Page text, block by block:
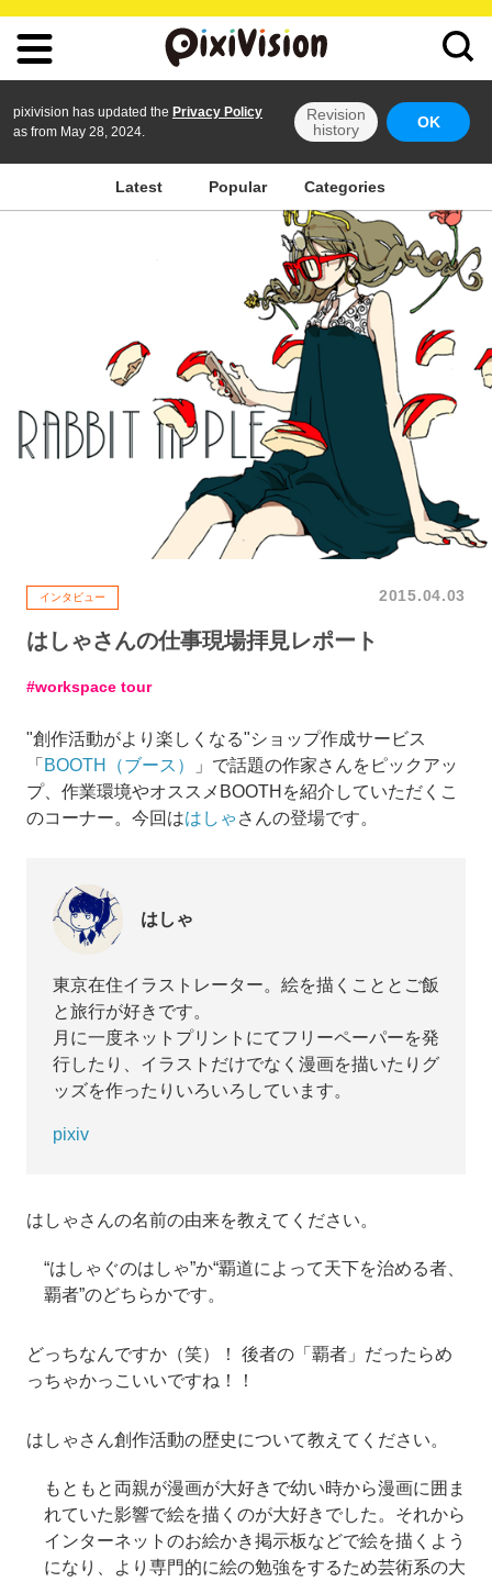
pixivision has updated the Privacy Policy
as from May 28, 2024.
Revision
history
OK
Latest Popular Categories
インタビュー 2015.04.03
はしゃさんの仕事現場拝見レポート
workspace tour
"創作活動がより楽しくなる"ショップ作成サービス
「 BOOTH（ブース）
」で話題の作家さんをピックアッ
プ、作業環境やオススメBOOTHを紹介していただくこ
のコーナー。今回ははしゃ さんの登場です。
はしゃ
東京在住イラストレーター。絵を描くこととご飯
と旅行が好きです。
月に一度ネットプリントにてフリーペーパーを発
行したり、イラストだけでなく漫画を描いたりグ
ッズを作ったりいろいろしています。
pixiv
はしゃさんの名前の由来を教えてください。
“はしゃぐのはしゃ”か“覇道によって天下を治める者、
覇者”のどちらかです。
どっちなんですか（笑）！ 後者の「覇者」だったらめ
っちゃかっこいいですね！！
はしゃさん創作活動の歴史について教えてください。
もともと両親が漫画が大好きで幼い時から漫画に囲ま
れていた影響で絵を描くのが大好きでした。それから
インターネットのお絵かき掲示板などで絵を描くよう
になり、より専門的に絵の勉強をするため芸術系の大